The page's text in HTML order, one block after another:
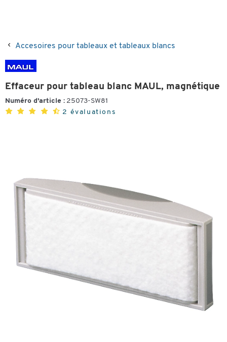
Accesoires pour tableaux et tableaux blancs
Effaceur pour tableau blanc MAUL, magnétique
Numéro d'article : 25073-SW81
2 évaluations